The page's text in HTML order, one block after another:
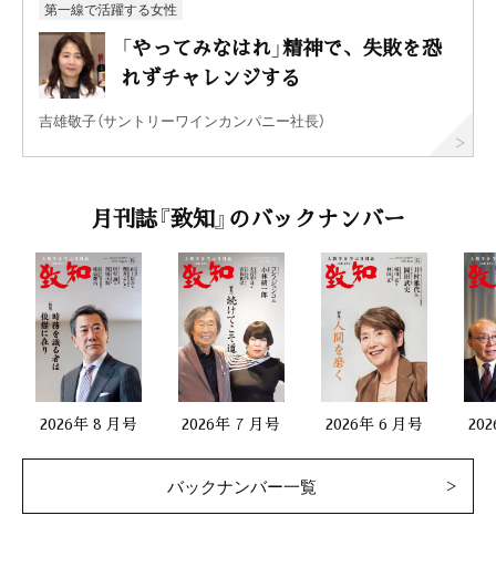
第一線で活躍する女性
「やってみなはれ」精神で、失敗を恐
れずチャレンジする
吉雄敬子（サントリーワインカンパニー社長）
月刊誌『致知』のバックナンバー
2026年 8 月号 2026年 7 月号 2026年 6 月号
バックナンバー一覧